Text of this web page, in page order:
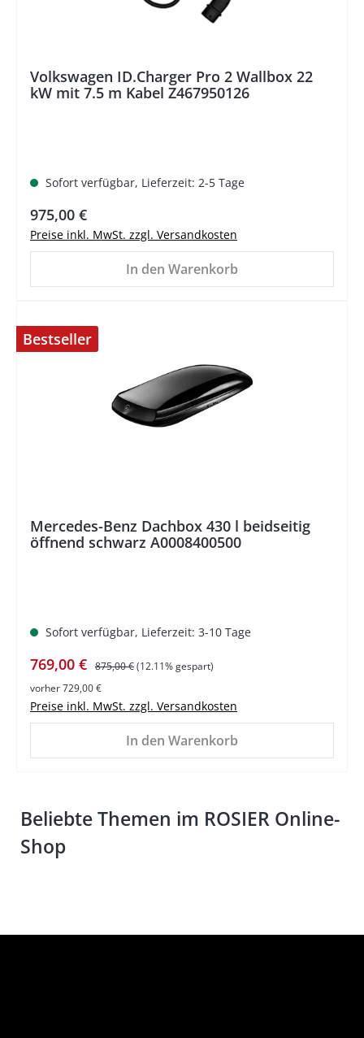
Volkswagen ID.Charger Pro 2 Wallbox 22
kW mit 7.5 m Kabel Z467950126
Sofort verfügbar, Lieferzeit: 2-5 Tage
Regulärer Preis:
975,00 €
Preise inkl. MwSt. zzgl. Versandkosten
In den Warenkorb
Bestseller
Mercedes-Benz Dachbox 430 l beidseitig
öffnend schwarz A0008400500
Sofort verfügbar, Lieferzeit: 3-10 Tage
Verkaufspreis:
769,00 € Regulärer Preis:
875,00 €(12.11% gespart)
vorher 729,00 €
Preise inkl. MwSt. zzgl. Versandkosten
In den Warenkorb
Beliebte Themen im ROSIER Online-
Shop